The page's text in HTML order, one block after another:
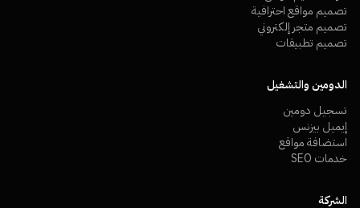
تصميم مواقع احترافية
تصميم متجر إلكتروني
تصميم تطبيقات
الدومين والتشغيل
تسجيل دومين
إيميل بيزنس
استضافة مواقع
خدمات SEO
الشركة